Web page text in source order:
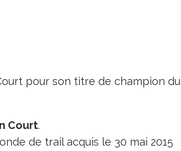
pour son titre de champion du
Court.
de trail acquis le 30 mai 2015